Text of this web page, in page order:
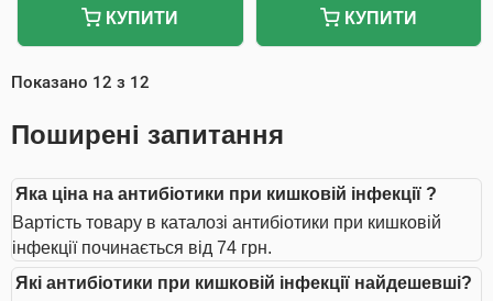
КУПИТИ КУПИТИ
Показано 12 з 12
Поширені запитання
Яка ціна на антибіотики при кишковій інфекції ?
Вартість товару в каталозі антибіотики при кишковій
інфекції починається від 74 грн.
Які антибіотики при кишковій інфекції найдешевші?